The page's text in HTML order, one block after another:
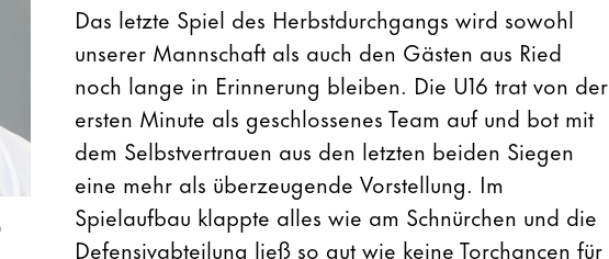
Das letzte Spiel des Herbstdurchgangs wird sowohl
unserer Mannschaft als auch den Gästen aus Ried
noch lange in Erinnerung bleiben. Die U16 trat von der
ersten Minute als geschlossenes Team auf und bot mit
dem Selbstvertrauen aus den letzten beiden Siegen
eine mehr als überzeugende Vorstellung. Im
Spielaufbau klappte alles wie am Schnürchen und die
Defensivabteilung ließ so gut wie keine Torchancen für